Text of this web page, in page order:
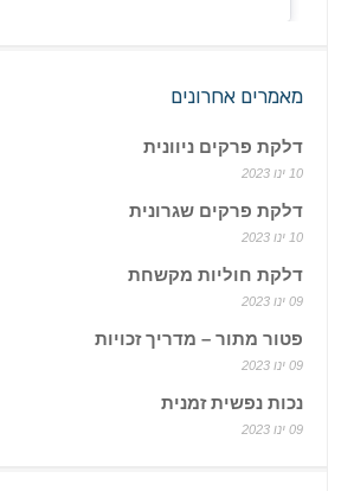
מאמרים אחרונים
דלקת פרקים ניוונית
10 ינו 2023
דלקת פרקים שגרונית
10 ינו 2023
דלקת חוליות מקשחת
09 ינו 2023
פטור מתור – מדריך זכויות
09 ינו 2023
נכות נפשית זמנית
09 ינו 2023